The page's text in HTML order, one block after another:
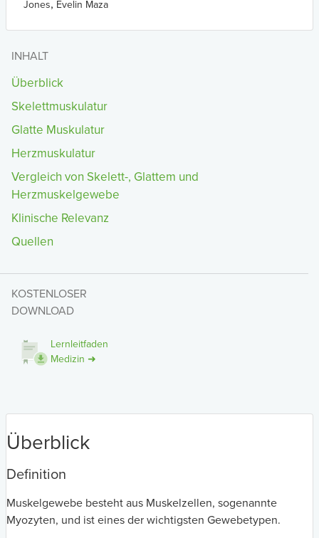
Jones, Evelin Maza
INHALT
Überblick
Skelettmuskulatur
Glatte Muskulatur
Herzmuskulatur
Vergleich von Skelett-, Glattem und
Herzmuskelgewebe
Klinische Relevanz
Quellen
KOSTENLOSER
DOWNLOAD
Lernleitfaden
Medizin ➜
Überblick
Definition
Muskelgewebe besteht aus Muskelzellen, sogenannte
Myozyten, und ist eines der wichtigsten Gewebetypen.